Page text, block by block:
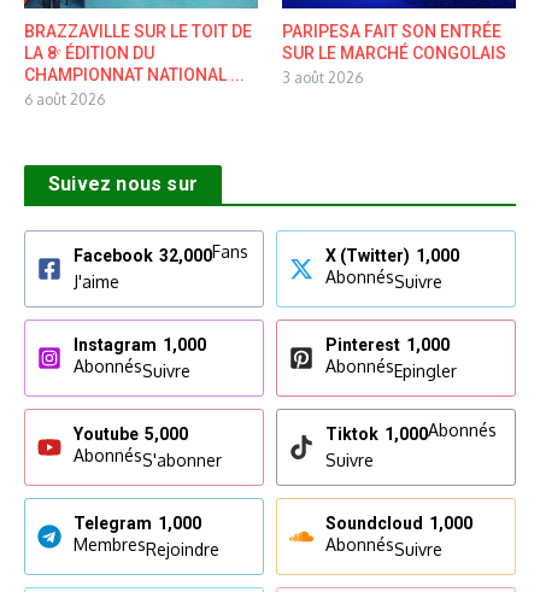
BRAZZAVILLE SUR LE TOIT DE
LA 8ᵉ ÉDITION DU
CHAMPIONNAT NATIONAL ...
6 août 2026
PARIPESA FAIT SON ENTRÉE
SUR LE MARCHÉ CONGOLAIS
3 août 2026
Suivez nous sur
Facebook 32,000Fans
J'aime
X (Twitter) 1,000
AbonnésSuivre
Instagram 1,000
AbonnésSuivre
Pinterest 1,000
AbonnésEpingler
Youtube 5,000
AbonnésS'abonner
Tiktok 1,000Abonnés
Suivre
Telegram 1,000
MembresRejoindre
Soundcloud 1,000
AbonnésSuivre